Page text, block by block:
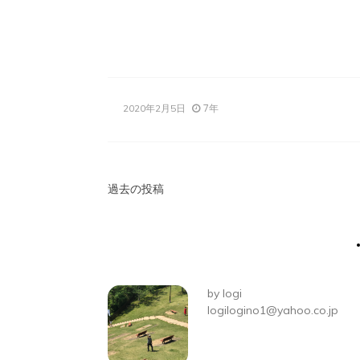
2020年2月5日 7年
投
ビ
ゲ
ー
過去の投稿
by logi
logilogino1@yahoo.co.jp